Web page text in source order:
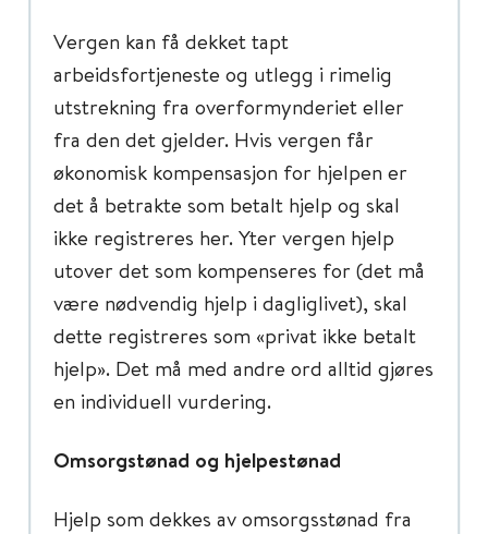
Vergen kan få dekket tapt
arbeidsfortjeneste og utlegg i rimelig
utstrekning fra overformynderiet eller
fra den det gjelder. Hvis vergen får
økonomisk kompensasjon for hjelpen er
det å betrakte som betalt hjelp og skal
ikke registreres her. Yter vergen hjelp
utover det som kompenseres for (det må
være nødvendig hjelp i dagliglivet), skal
dette registreres som «privat ikke betalt
hjelp». Det må med andre ord alltid gjøres
en individuell vurdering.
Omsorgstønad og hjelpestønad
Hjelp som dekkes av omsorgsstønad fra